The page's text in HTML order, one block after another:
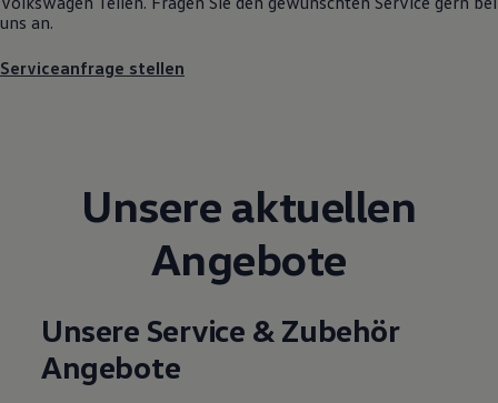
Warn- und Kontrollleuchten
Digitale Betriebsanleitung
Live Beratung
Volkswagen R
Pannen- und Unfallhilfe
uns an.
Serviceanfrage stellen
Unsere aktuellen
Angebote
Unsere Service & Zubehör
Angebote